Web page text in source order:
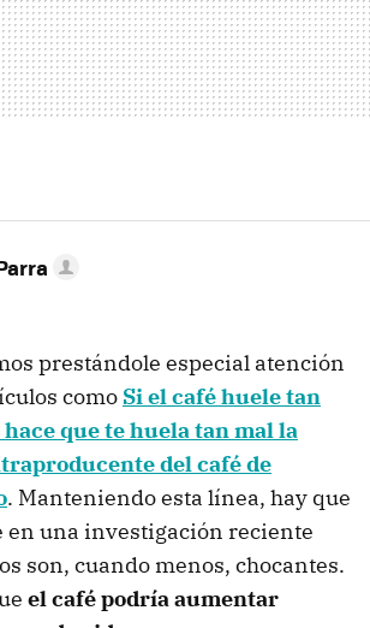
prestándole especial atención
como Si el café huele tan
que te huela tan mal la
del café de
. Manteniendo esta línea, hay que
en una investigación reciente
son, cuando menos, chocantes.
el café podría aumentar